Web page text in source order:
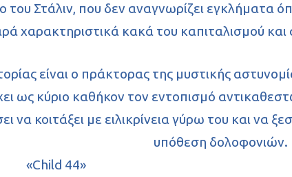
του Στάλιν, που δεν αναγνωρίζει εγκλήματα
χαρακτηριστικά κακά του καπιταλισμού
είναι ο πράκτορας της μυστικής
ως κύριο καθήκον τον εντοπισμό
να κοιτάξει με ειλικρίνεια γύρω του και
υπόθεση δολοφονιών.